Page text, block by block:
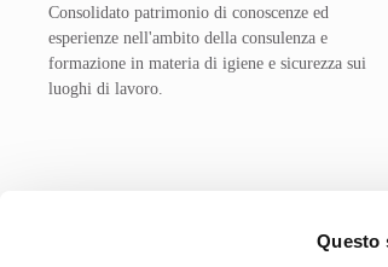
Questo
Consolidato patrimonio di conoscenze ed
esperienze nell'ambito della consulenza e
formazione in materia di igiene e sicurezza sui
luoghi di lavoro.